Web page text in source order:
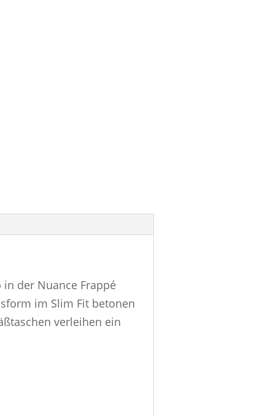
der Nuance Frappé
im Slim Fit betonen
verleihen ein